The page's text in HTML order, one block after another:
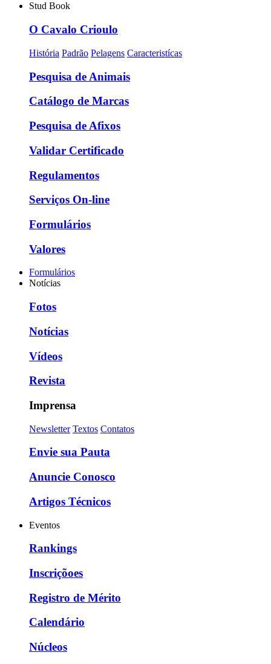
Stud Book
O Cavalo Crioulo
História Padrão Pelagens Caracteristícas
Pesquisa de Animais
Catálogo de Marcas
Pesquisa de Afixos
Validar Certificado
Regulamentos
Serviços On-line
Formulários
Valores
Formulários
Notícias
Fotos
Notícias
Vídeos
Revista
Imprensa
Newsletter Textos Contatos
Envie sua Pauta
Anuncie Conosco
Artigos Técnicos
Eventos
Rankings
Inscriçõoes
Registro de Mérito
Calendário
Núcleos